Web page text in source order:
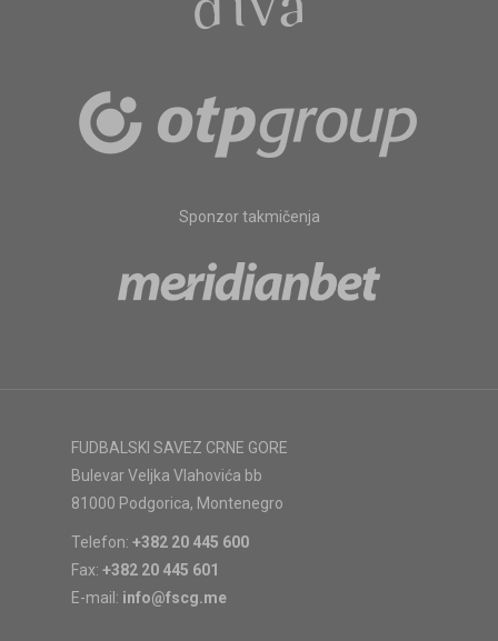
Sponzor takmičenja
FUDBALSKI SAVEZ CRNE GORE
Bulevar Veljka Vlahovića bb
81000 Podgorica, Montenegro
Telefon: +382 20 445 600
Fax: +382 20 445 601
E-mail: info@fscg.me